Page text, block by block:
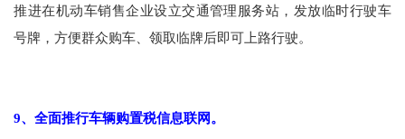
推进在机动车销售企业设立交通管理服务站，发放临时行驶车
号牌，方便群众购车、领取临牌后即可上路行驶。
9、全面推行车辆购置税信息联网。